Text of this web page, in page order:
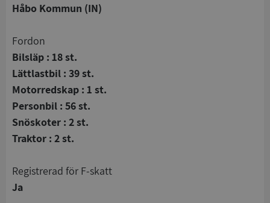
Håbo Kommun (IN)
Fordon
Bilsläp : 18 st.
Lättlastbil : 39 st.
Motorredskap : 1 st.
Personbil : 56 st.
Snöskoter : 2 st.
Traktor : 2 st.
registrerad för F-skatt
Ja